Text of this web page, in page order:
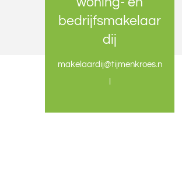
bedrijfsmakelaar
dij
makelaardij@tijmenkroes.n
bedrijfsmakelaar
dij
makelaardij@tijmenkroes.n